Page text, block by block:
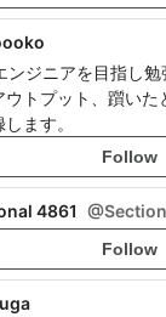
ンジニアを目指し
ウトプット、躓いた
ます。
Follow
4861 @
Follow